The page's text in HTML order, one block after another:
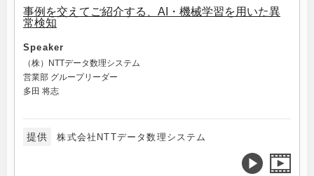
事例を交えてご紹介する、AI・機械学習を用いた異
常検知
Speaker
（株）NTTデータ数理システム
営業部 グループリーダー
多田 将志
提供 株式会社NTTデータ数理システム